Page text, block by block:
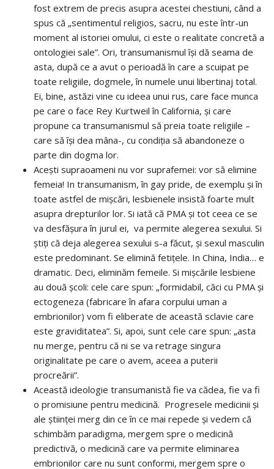
fost extrem de precis asupra acestei chestiuni, când a
spus că „sentimentul religios, sacru, nu este într-un
moment al istoriei omului, ci este o realitate concretă a
ontologiei sale”. Ori, transumanismul își dă seama de
asta, după ce a avut o perioadă în care a scuipat pe
toate religiile, dogmele, în numele unui libertinaj total.
Ei, bine, astăzi vine cu ideea unui rus, care face munca
pe care o face Rey Kurtweil în California, și care
propune ca transumanismul să preia toate religiile –
care să își dea mâna-, cu condiția să abandoneze o
parte din dogma lor.
Acești supraoameni nu vor suprafemei: vor să elimine
femeia! In transumanism, în gay pride, de exemplu și în
toate astfel de mișcări, lesbienele insistă foarte mult
asupra drepturilor lor. Si iată că PMA și tot ceea ce se
va desfășura în jurul ei, va permite alegerea sexului. Si
știți că deja alegerea sexului s-a făcut, și sexul masculin
este predominant. Se elimină fetițele. In China, India… e
dramatic. Deci, eliminăm femeile. Si mișcările lesbiene
au două școli: cele care spun: „formidabil, căci cu PMA și
ectogeneza (fabricare în afara corpului uman a
embrionilor) vom fi eliberate de această sclavie care
este graviditatea”. Si, apoi, sunt cele care spun: „asta
nu merge, pentru că ni se va retrage singura
originalitate pe care o avem, aceea a puterii
procreării”.
Această ideologie transumanistă fie va cădea, fie va fi
o promisiune pentru medicină. Progresele medicinii și
ale științei merg din ce în ce mai repede și vedem că
schimbăm paradigma, mergem spre o medicină
predictivă, o medicină care va permite eliminarea
embrionilor care nu sunt conformi, mergem spre o